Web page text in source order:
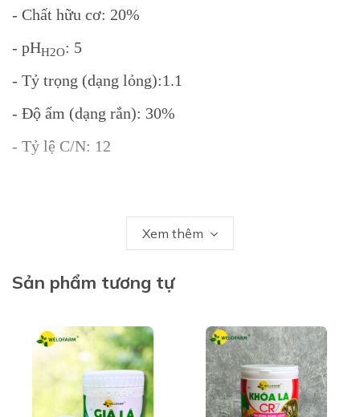
- Chất hữu cơ: 20%
- pHH2O: 5
- Tỷ trọng (dạng lỏng):1.1
- Độ ẩm (dạng rắn): 30%
- Tỷ lệ C/N: 12
- Đánh thức mầm bông ngủ và kéo bông ra mạnh
với điều kiện thời tiết bất lợi.
- Bổ sung các chất điều tiết sinh trưởng thực vật,
nâng cao sức sống của tế bào.
- Giúp cho quá trình nuôi lá, bông và trái về sau.
Xem thêm
Sản phẩm tương tự